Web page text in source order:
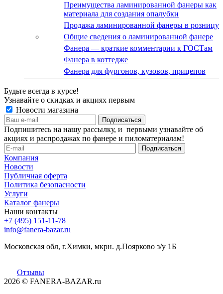
Преимущества ламинированной фанеры как
материала для создания опалубки
Продажа ламинированной фанеры в розницу
Общие сведения о ламинированной фанере
Фанера — краткие комментарии к ГОСТам
Фанера в коттедже
Фанера для фургонов, кузовов, прицепов
Будьте всегда в курсе!
Узнавайте о скидках и акциях первым
Новости магазина
Подпишитесь на нашу рассылку, и первыми узнавайте об
акциях и распродажах по фанере и пиломатериалам!
Компания
Новости
Публичная оферта
Политика безопасности
Услуги
Каталог фанеры
Наши контакты
+7 (495) 151-11-78
info@fanera-bazar.ru
Московская обл, г.Химки, мкрн. д.Поярково з/у 1Б
Отзывы
2026 © FANERA-BAZAR.ru